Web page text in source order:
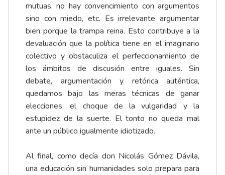
mutuas, no hay convencimiento con argumentos
sino con miedo, etc. Es irrelevante argumentar
bien porque la trampa reina. Esto contribuye a la
devaluación que la política tiene en el imaginario
colectivo y obstaculiza el perfeccionamiento de
los ámbitos de discusión entre iguales. Sin
debate, argumentación y retórica auténtica,
quedamos bajo las meras técnicas de ganar
elecciones, el choque de la vulgaridad y la
estupidez de la suerte. El tonto no queda mal
ante un público igualmente idiotizado.
Al final, como decía don Nicolás Gómez Dávila,
una educación sin humanidades solo prepara para